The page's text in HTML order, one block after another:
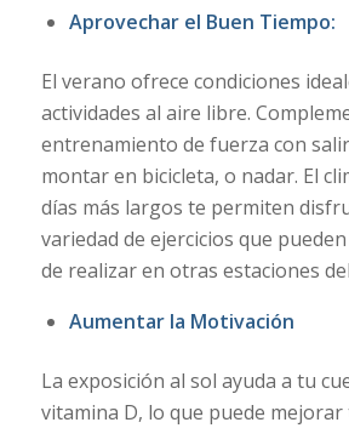
Aprovechar el Buen Tiempo:
El verano ofrece condiciones
actividades al aire libre.
entrenamiento de fuerza con
montar en bicicleta, o nadar. El
días más largos te permiten
variedad de ejercicios que
de realizar en otras estaciones
Aumentar la Motivación
La exposición al sol ayuda a tu
vitamina D, lo que puede mejorar